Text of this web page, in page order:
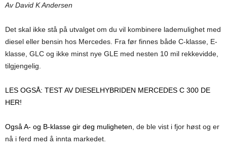
Av David K Andersen
Det skal ikke stå på utvalget om du vil kombinere lademulighet med
diesel eller bensin hos Mercedes. Fra før finnes både C-klasse, E-
klasse, GLC og ikke minst nye GLE med nesten 10 mil rekkevidde,
tilgjengelig.
LES OGSÅ: TEST AV DIESELHYBRIDEN MERCEDES C 300 DE
HER!
Også A- og B-klasse gir deg muligheten , de ble vist i fjor høst og er
nå i ferd med å innta markedet.